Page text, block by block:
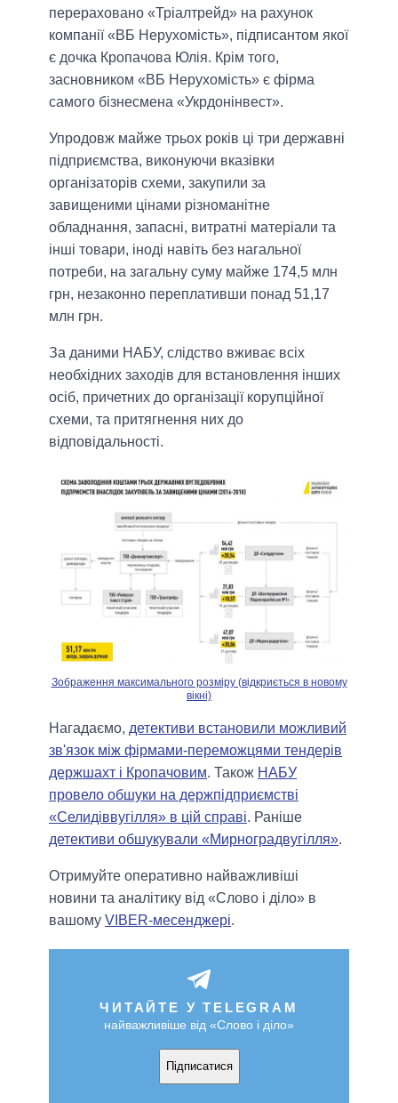
перераховано «Тріалтрейд» на рахунок
компанії «ВБ Нерухомість», підписантом якої
є дочка Кропачова Юлія. Крім того,
засновником «ВБ Нерухомість» є фірма
самого бізнесмена «Укрдонінвест».
Упродовж майже трьох років ці три державні
підприємства, виконуючи вказівки
організаторів схеми, закупили за
завищеними цінами різноманітне
обладнання, запасні, витратні матеріали та
інші товари, іноді навіть без нагальної
потреби, на загальну суму майже 174,5 млн
грн, незаконно переплативши понад 51,17
млн грн.
За даними НАБУ, слідство вживає всіх
необхідних заходів для встановлення інших
осіб, причетних до організації корупційної
схеми, та притягнення них до
відповідальності.
Зображення максимального розміру (відкриється в новому
вікні)
Нагадаємо, детективи встановили можливий
зв'язок між фірмами-переможцями тендерів
держшахт і Кропачовим. Також НАБУ
провело обшуки на держпідприємстві
«Селидіввугілля» в цій справі. Раніше
детективи обшукували «Мирноградвугілля».
Отримуйте оперативно найважливіші
новини та аналітику від «Слово і діло» в
вашому VIBER-месенджері.
ЧИТАЙТЕ У TELEGRAM
найважливіше від «Слово і діло»
Підписатися